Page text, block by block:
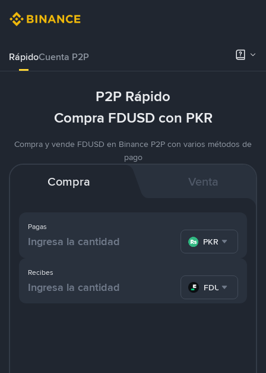
RápidoCuenta P2P
P2P Rápido
Compra FDUSD con PKR
Compra y vende FDUSD en Binance P2P con varios métodos de
pago
Compra Venta
Pagas
PKR
Recibes
FDUSD